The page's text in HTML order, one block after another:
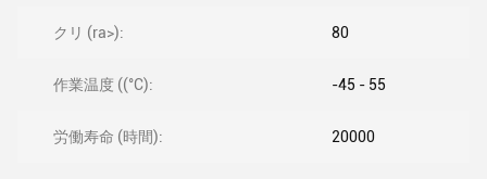
クリ (ra>): 80
作業温度 ((°C): -45 - 55
労働寿命 (時間): 20000